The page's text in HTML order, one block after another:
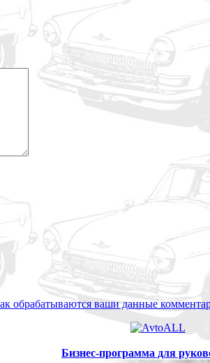
обрабатываются ваши данные
Бизнес-программа для